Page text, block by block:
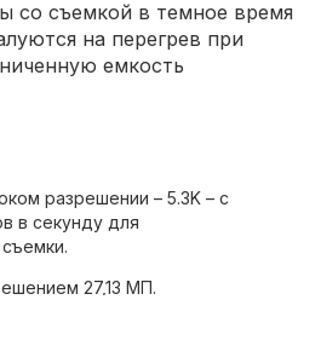
со съемкой в темное время
на перегрев при
емкость
разрешении – 5.3K – с
в секунду для
27,13 МП.
изображения для плавных